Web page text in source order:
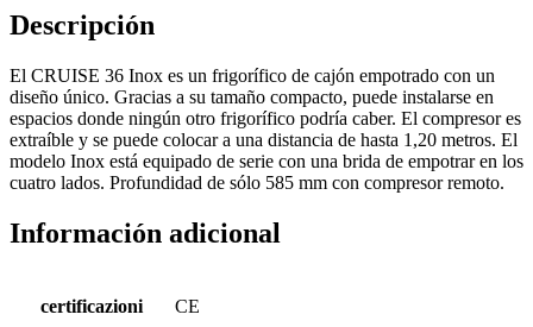
Descripción
El CRUISE 36 Inox es un frigorífico de cajón empotrado con un
diseño único. Gracias a su tamaño compacto, puede instalarse en
espacios donde ningún otro frigorífico podría caber. El compresor es
extraíble y se puede colocar a una distancia de hasta 1,20 metros. El
modelo Inox está equipado de serie con una brida de empotrar en los
cuatro lados. Profundidad de sólo 585 mm con compresor remoto.
Información adicional
certificazioni CE